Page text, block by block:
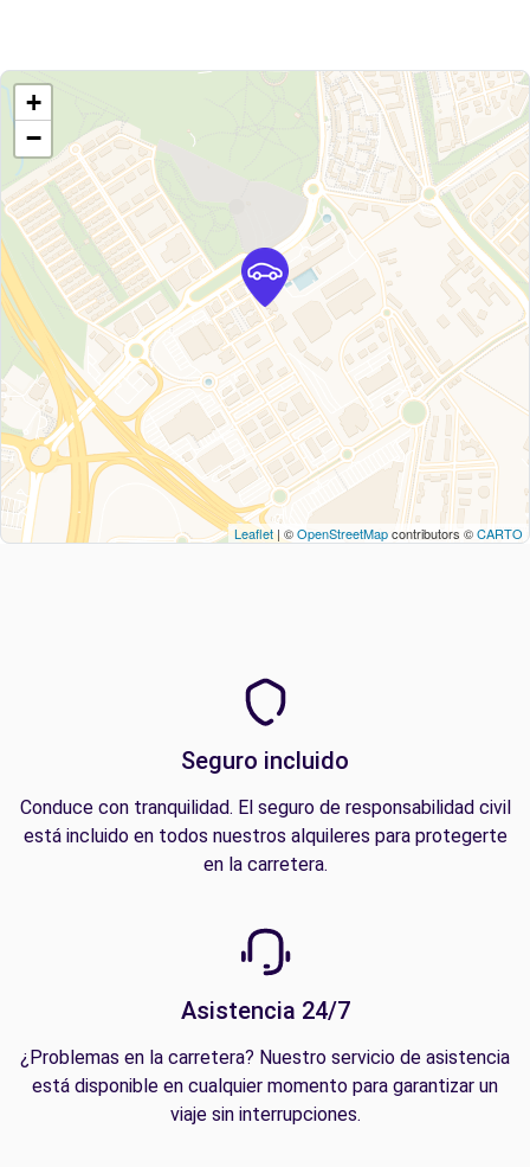
+
−
Leaflet| ©OpenStreetMapcontributors ©CARTO
Seguro incluido
Conduce con tranquilidad. El seguro de responsabilidad civil
está incluido en todos nuestros alquileres para protegerte
en la carretera.
Asistencia 24/7
¿Problemas en la carretera? Nuestro servicio de asistencia
está disponible en cualquier momento para garantizar un
viaje sin interrupciones.